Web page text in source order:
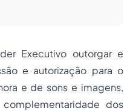
Executivo outorgar e
e autorização para o
e de sons e imagens,
dos